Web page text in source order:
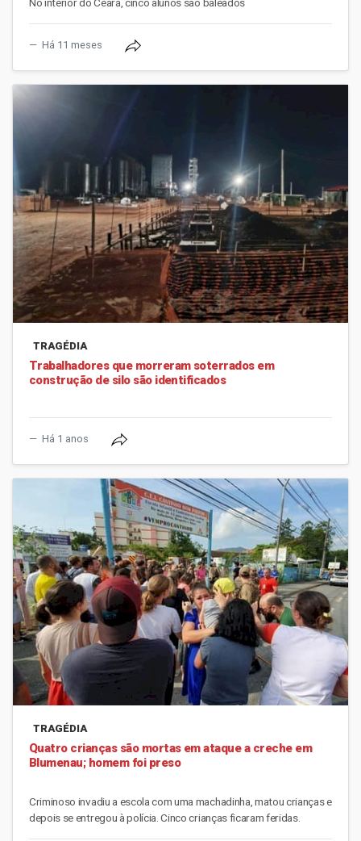
Há 11 meses
TRAGÉDIA
Trabalhadores que morreram soterrados em
construção de silo são identificados
Há 1 anos
TRAGÉDIA
Quatro crianças são mortas em ataque a creche em
Blumenau; homem foi preso
Criminoso invadiu a escola com uma machadinha, matou crianças e
depois se entregou à polícia. Cinco crianças ficaram feridas.